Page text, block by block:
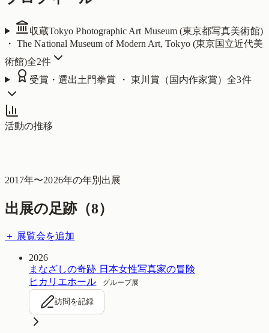
収蔵Tokyo Photographic Art Museum (東京都写真美術館)
・ The National Museum of Modern Art, Tokyo (東京国立近代美
術館)全2件
受賞・選出土門拳賞 ・ 東川賞（国内作家賞）全3件
活動の推移
2017年〜2026年の年別出展
出展の足跡（8）
＋ 展覧会を追加
2026
まなざしの奇跡 日本女性写真家の冒険
ヒカリエホール
グループ展
訪問を記録